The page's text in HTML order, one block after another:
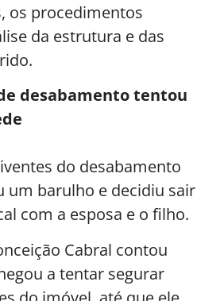
os procedimentos
da estrutura e das
desabamento tentou
do desabamento
um barulho e decidiu sair
com a esposa e o filho.
Cabral contou
a tentar segurar